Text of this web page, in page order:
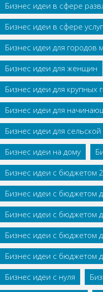
Бизнес идеи в сфере
Бизнес идеи в сфере услуг
Бизнес идеи для городов
Бизнес идеи для женщин
Бизнес идеи для крупных
Бизнес идеи для
Бизнес идеи для
Бизнес идеи на дому
Бизнес идеи с бюджетом
Бизнес идеи с бюджетом
Бизнес идеи с бюджетом
Бизнес идеи с бюджетом
Бизнес идеи с бюджетом
Бизнес идеи с нуля